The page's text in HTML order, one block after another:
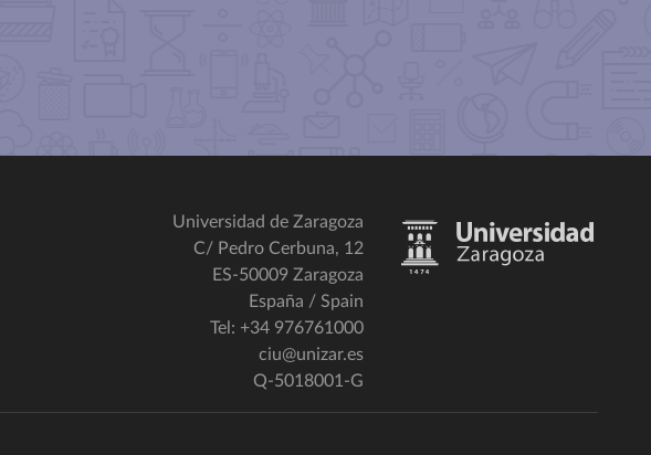
Universidad de Zaragoza
C/ Pedro Cerbuna, 12
ES-50009 Zaragoza
España / Spain
Tel: +34 976761000
ciu@unizar.es
Q-5018001-G